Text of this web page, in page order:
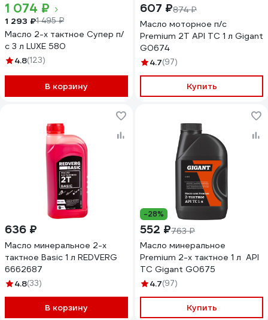
1 074 ₽
1 293 ₽1 495 ₽
Масло 2-х тактное Супер п/
с 3 л LUXE 580
4.8(123)
В корзину
607 ₽874 ₽
Масло моторное п/с
Premium 2Т API TC 1 л Gigant
G0674
4.7(97)
Купить
636 ₽
Масло минеральное 2-х
тактное Basic 1 л REDVERG
6662687
4.8(33)
В корзину
-28%
552 ₽763 ₽
Масло минеральное
Premium 2-х тактное 1 л API
TC Gigant G0675
4.7(97)
Купить